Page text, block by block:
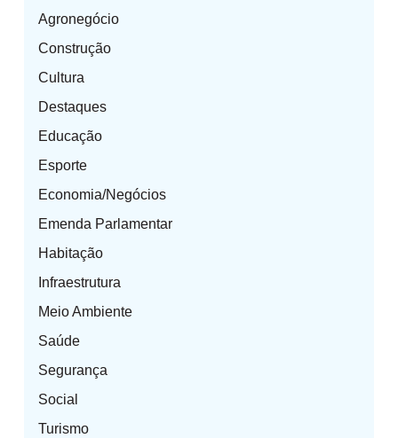
Agronegócio
Construção
Cultura
Destaques
Educação
Esporte
Economia/Negócios
Emenda Parlamentar
Habitação
Infraestrutura
Meio Ambiente
Saúde
Segurança
Social
Turismo